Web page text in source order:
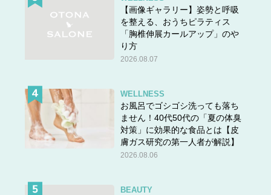
【画像ギャラリー】姿勢と呼吸
を整える、おうちピラティス
「胸椎伸展カールアップ」のや
り方
2026.08.07
WELLNESS
お風呂でゴシゴシ洗っても落ち
ません！40代50代の「夏の体臭
対策」に効果的な食品とは【皮
膚ガス研究の第一人者が解説】
2026.08.06
BEAUTY